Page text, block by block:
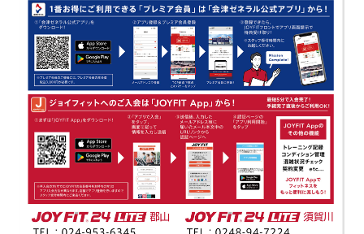
見学・体験 スタジオプログラム情報
入会方法 よくあるご質問
店舗へのお問い合わせ
JOYFIT+ 店舗を探す